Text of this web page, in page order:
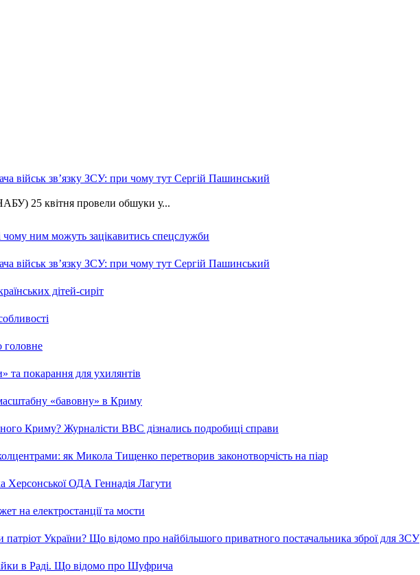
військ зв’язку ЗСУ: при чому тут Сергій Пашинський
25 квітня провели обшуки у...
ним можуть зацікавитись спецслужби
військ зв’язку ЗСУ: при чому тут Сергій Пашинський
дітей-сиріт
головне
та покарання для ухилянтів
«бавовну» в Криму
Криму? Журналісти ВВС дізнались подробиці справи
як Микола Тищенко перетворив законотворчість на піар
Херсонської ОДА Геннадія Лагути
на електростанції та мости
України? Що відомо про найбільшого приватного постачальника зброї для ЗСУ
в Раді. Що відомо про Шуфрича